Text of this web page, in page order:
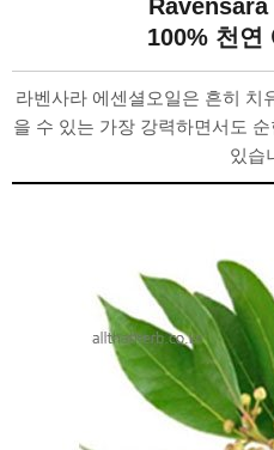
Ravensara
100% 천연
라벤사라 에센셜오일은 흔히 치
을 수 있는 가장 강력하면서도
있습